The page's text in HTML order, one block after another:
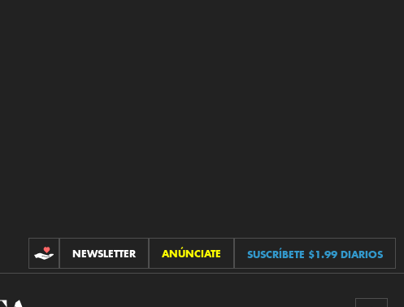
CONTRIBUCIONES
NEWSLETTER ANÚNCIATE SUSCRÍBETE $1.99 DIARIOS